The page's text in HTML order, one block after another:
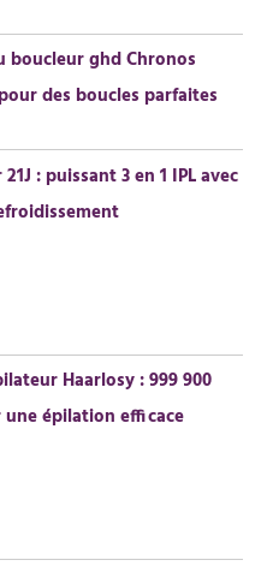
boucleur ghd Chronos
des boucles parfaites
: puissant 3 en 1 IPL avec
Haarlosy : 999 900
épilation efficace